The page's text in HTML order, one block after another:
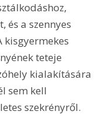
és a szennyes
kisgyermekes
teteje
kialakítására
sem kell
szekrényről.